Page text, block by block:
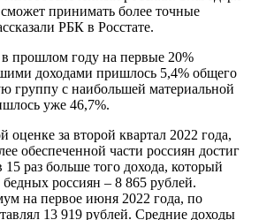
принимать более точные
РБК в Росстате.
прошлом году на первые 20%
доходами пришлось 5,4% общего
группу с наибольшей материальной
уже 46,7%.
оценке за второй квартал 2022 года,
обеспеченной части россиян достиг
раз больше того дохода, который
россиян – 8 865 рублей.
на первое июня 2022 года, по
13 919 рублей. Средние доходы